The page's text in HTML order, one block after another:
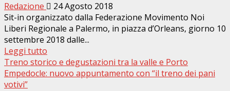
Redazione
24 Agosto 2018
Sit-in organizzato dalla Federazione Movimento Noi
Liberi Regionale a Palermo, in piazza d’Orleans, giorno 10
settembre 2018 dalle...
Leggi tutto
Treno storico e degustazioni tra la valle e Porto
Empedocle: nuovo appuntamento con “il treno dei pani
votivi”